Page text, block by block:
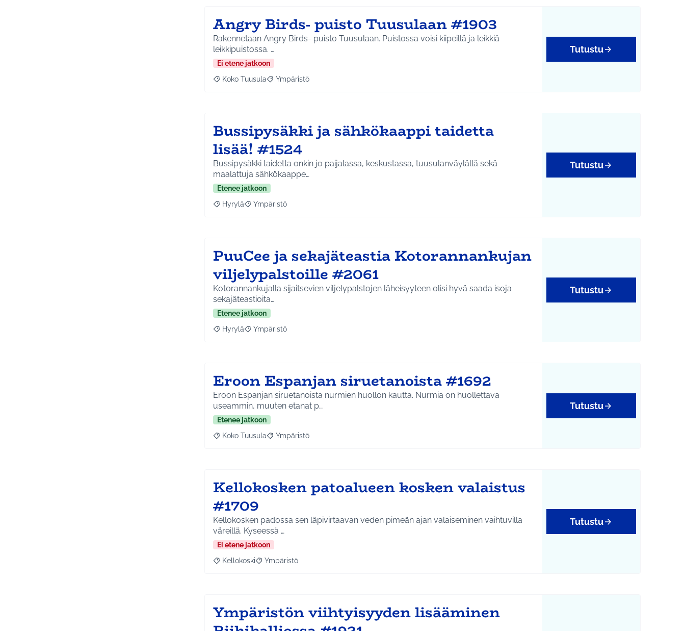
Angry Birds- puisto Tuusulaan #1903
Rakennetaan Angry Birds- puisto Tuusulaan. Puistossa voisi kiipeillä ja leikkiä
leikkipuistossa. …
Ei etene jatkoon
Rajaa tulokset aihepiirin mukaan: Koko Tuusula
Koko Tuusula Rajaa tulokset teeman mukaan: Ympäristö
Ympäristö
Tutustu
Bussipysäkki ja sähkökaappi taidetta
lisää! #1524
Bussipysäkki taidetta onkin jo paijalassa, keskustassa, tuusulanväylällä sekä
maalattuja sähkökaappe…
Etenee jatkoon
Rajaa tulokset aihepiirin mukaan: Hyrylä
Hyrylä Rajaa tulokset teeman mukaan: Ympäristö
Ympäristö
Tutustu
PuuCee ja sekajäteastia Kotorannankujan
viljelypalstoille #2061
Kotorannankujalla sijaitsevien viljelypalstojen läheisyyteen olisi hyvä saada isoja
sekajäteastioita…
Etenee jatkoon
Rajaa tulokset aihepiirin mukaan: Hyrylä
Hyrylä Rajaa tulokset teeman mukaan: Ympäristö
Ympäristö
Tutustu
Eroon Espanjan siruetanoista #1692
Eroon Espanjan siruetanoista nurmien huollon kautta. Nurmia on huollettava
useammin, muuten etanat p…
Etenee jatkoon
Rajaa tulokset aihepiirin mukaan: Koko Tuusula
Koko Tuusula Rajaa tulokset teeman mukaan: Ympäristö
Ympäristö
Tutustu
Kellokosken patoalueen kosken valaistus
#1709
Kellokosken padossa sen läpivirtaavan veden pimeän ajan valaiseminen vaihtuvilla
väreillä. Kyseessä …
Ei etene jatkoon
Rajaa tulokset aihepiirin mukaan: Kellokoski
Kellokoski Rajaa tulokset teeman mukaan: Ympäristö
Ympäristö
Tutustu
Ympäristön viihtyisyyden lisääminen